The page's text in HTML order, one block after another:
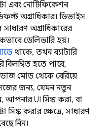
এবং নোটিফিকেশন
অগ্রাধিকার। ডিভাইস
অগ্রাধিকারের
ডেলিভারি হয়।
থাকে, তখন ব্যাটারি
বিলম্বিত হতে পারে,
মোড থেকে বেরিয়ে
জন্য, যেমন নতুন
আপনার UI সিঙ্ক করা, বা
সিঙ্ক করার ক্ষেত্রে, সাধারণ
নিন।